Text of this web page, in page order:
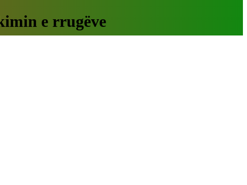
e rrugëve